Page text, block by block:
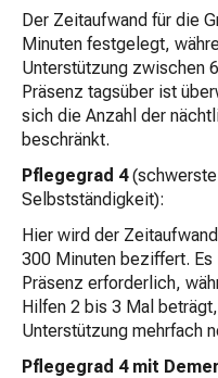
Der Zeitaufwand für die
Minuten festgelegt,
Unterstützung zwischen
Präsenz tagsüber ist
sich die Anzahl der
beschränkt.
Pflegegrad 4(schwerste
Selbstständigkeit):
Hier wird der
300 Minuten beziffert.
Präsenz erforderlich,
Hilfen 2 bis 3 Mal
Unterstützung mehrfach
Pflegegrad 4 mit